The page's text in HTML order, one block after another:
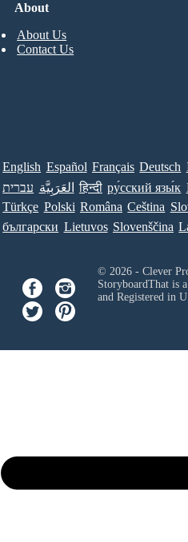
About
About Us
Contact Us
English Español Français Deutsch
עברית العَرَبِيَّة हिन्दी ру́сский язы́к
Türkçe Polski Româna Ceština
български Lietuvos Slovenščina
© 2026 - Clever
StoryboardThat is
and Registered in